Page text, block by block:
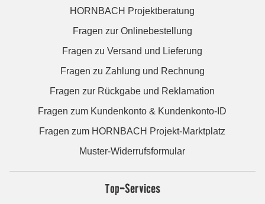
HORNBACH Projektberatung
Fragen zur Onlinebestellung
Fragen zu Versand und Lieferung
Fragen zu Zahlung und Rechnung
Fragen zur Rückgabe und Reklamation
Fragen zum Kundenkonto & Kundenkonto-ID
Fragen zum HORNBACH Projekt-Marktplatz
Muster-Widerrufsformular
Top-Services